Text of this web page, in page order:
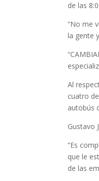
de las
“No me
la gente
Al
cuatro
autobús
Gustavo
“Es
que le
de las